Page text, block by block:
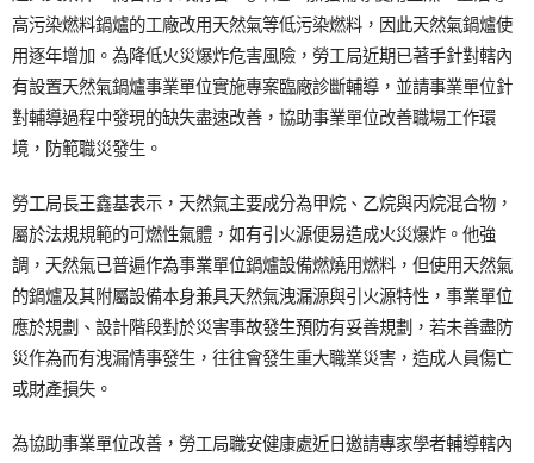
高污染燃料鍋爐的工廠改用天然氣等低污染燃料，因此天然氣鍋爐使
用逐年增加。為降低火災爆炸危害風險，勞工局近期已著手針對轄內
有設置天然氣鍋爐事業單位實施專案臨廠診斷輔導，並請事業單位針
對輔導過程中發現的缺失盡速改善，協助事業單位改善職場工作環
境，防範職災發生。
勞工局長王鑫基表示，天然氣主要成分為甲烷、乙烷與丙烷混合物，
屬於法規規範的可燃性氣體，如有引火源便易造成火災爆炸。他強
調，天然氣已普遍作為事業單位鍋爐設備燃燒用燃料，但使用天然氣
的鍋爐及其附屬設備本身兼具天然氣洩漏源與引火源特性，事業單位
應於規劃、設計階段對於災害事故發生預防有妥善規劃，若未善盡防
災作為而有洩漏情事發生，往往會發生重大職業災害，造成人員傷亡
或財產損失。
為協助事業單位改善，勞工局職安健康處近日邀請專家學者輔導轄內